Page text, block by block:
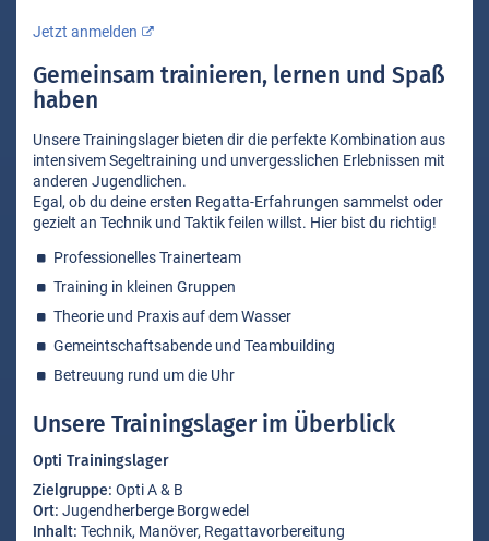
Jetzt anmelden
Gemeinsam trainieren, lernen und Spaß
haben
Unsere Trainingslager bieten dir die perfekte Kombination aus
intensivem Segeltraining und unvergesslichen Erlebnissen mit
anderen Jugendlichen.
Egal, ob du deine ersten Regatta-Erfahrungen sammelst oder
gezielt an Technik und Taktik feilen willst. Hier bist du richtig!
Professionelles Trainerteam
Training in kleinen Gruppen
Theorie und Praxis auf dem Wasser
Gemeintschaftsabende und Teambuilding
Betreuung rund um die Uhr
Unsere Trainingslager im Überblick
Opti Trainingslager
Zielgruppe: Opti A & B
Ort: Jugendherberge Borgwedel
Inhalt: Technik, Manöver, Regattavorbereitung